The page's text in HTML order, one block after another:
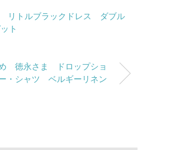
リトルブラックドレス ダブル
ト
徳永さま ドロップショ
・シャツ ベルギーリネン